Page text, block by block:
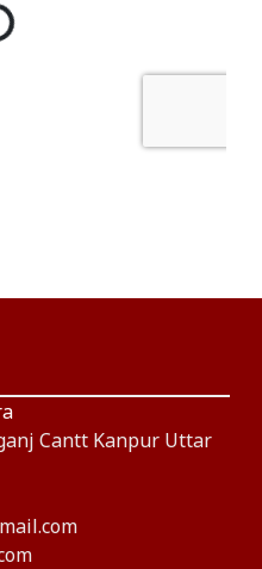
Cantt Kanpur Uttar